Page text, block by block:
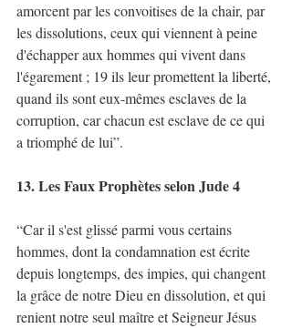
amorcent par les convoitises de la chair, par
les dissolutions, ceux qui viennent à peine
d'échapper aux hommes qui vivent dans
l'égarement ; 19 ils leur promettent la liberté,
quand ils sont eux-mêmes esclaves de la
corruption, car chacun est esclave de ce qui
a triomphé de lui”.
13. Les Faux Prophètes selon Jude 4
“Car il s'est glissé parmi vous certains
hommes, dont la condamnation est écrite
depuis longtemps, des impies, qui changent
la grâce de notre Dieu en dissolution, et qui
renient notre seul maître et Seigneur Jésus